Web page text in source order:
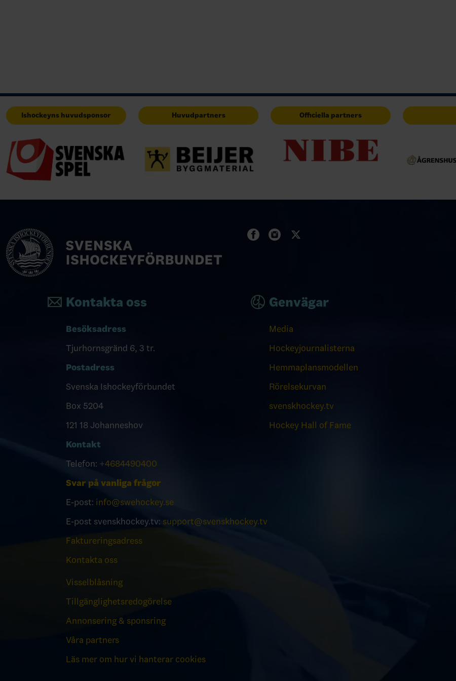
Ishockeyns huvudsponsor Huvudpartners Officiella partners
Kontakta oss
Besöksadress
Tjurhornsgränd 6, 3 tr.
Postadress
Svenska Ishockeyförbundet
Box 5204
121 18 Johanneshov
Kontakt
Telefon: +4684490400
Svar på vanliga frågor
E-post: info@swehockey.se
E-post svenskhockey.tv: support@svenskhockey.tv
Faktureringsadress
Kontakta oss
Visselblåsning
Tillgänglighetsredogörelse
Annonsering & sponsring
Våra partners
Läs mer om hur vi hanterar cookies
Genvägar
Media
Hockeyjournalisterna
Hemmaplansmodellen
Rörelsekurvan
svenskhockey.tv
Hockey Hall of Fame